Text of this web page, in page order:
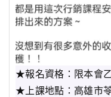
★報名資格：限本會
★上課地點：高雄市